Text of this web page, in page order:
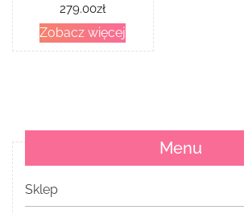
279.00zł
Zobacz więcej
Menu
Sklep